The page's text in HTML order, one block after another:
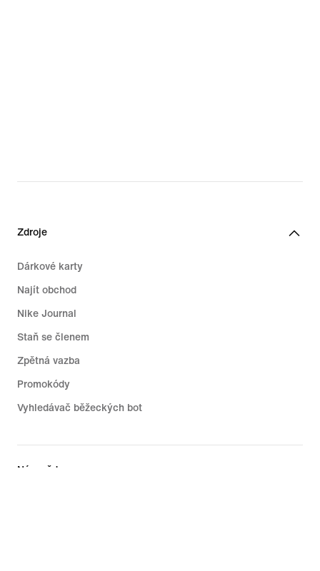
Zdroje
Dárkové karty
Najít obchod
Nike Journal
Staň se členem
Zpětná vazba
Promokódy
Vyhledávač běžeckých bot
Nápověda